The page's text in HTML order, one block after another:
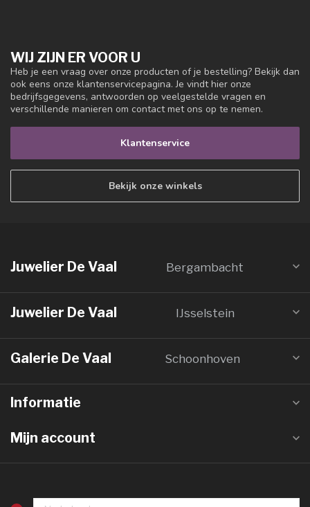
WIJ ZIJN ER VOOR U
Heb je een vraag over onze producten of je bestelling? Bekijk dan
ook eens onze klantenservicepagina. Je vindt hier onze
bedrijfsgegevens, antwoorden op veelgestelde vragen en
verschillende manieren om contact met ons op te nemen.
Klantenservice
Bekijk onze winkels
Juwelier De Vaal Bergambacht
Juwelier De Vaal IJsselstein
Galerie De Vaal Schoonhoven
Informatie
Mijn account